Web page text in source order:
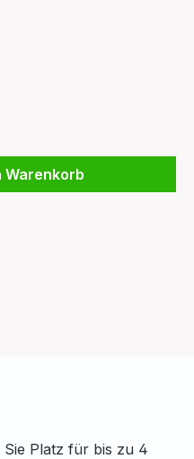
Wert
Warenkorb
Sie Platz für bis zu 4